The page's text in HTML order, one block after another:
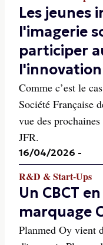
Les jeunes
l'imagerie
participer
l'innovation
Comme c’est le
Société Française
vue des
JFR.
16/04/2026 -
R&D & Start-Ups
Un CBCT
marquage
Planmed Oy vient